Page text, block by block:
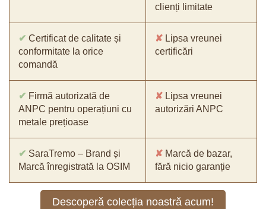
clienți limitate
✔ Certificat de calitate și
conformitate la orice
comandă
✘ Lipsa vreunei
certificări
✔ Firmă autorizată de
ANPC pentru operațiuni cu
metale prețioase
✘ Lipsa vreunei
autorizări ANPC
✔ SaraTremo – Brand și
Marcă înregistrată la OSIM
✘ Marcă de bazar,
fără nicio garanție
Descoperă colecția noastră acum!